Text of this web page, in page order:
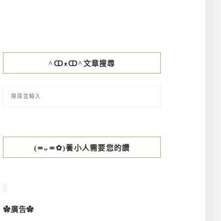
^ↀᴥↀ^文章搜尋
(≖ᴗ≖✿)養小人需要您的讚
✿廣告✿